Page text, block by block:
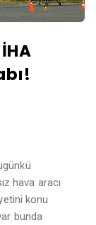
hava aracı
konu
bunda